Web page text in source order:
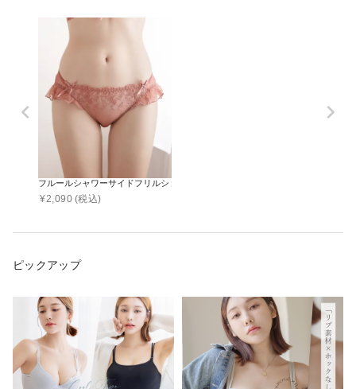
フルールシャワーサイドフリルショーツ【ショーツ単品】
¥2,090 (税込)
ピックアップ